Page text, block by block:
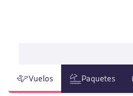
Vuelos Paquetes